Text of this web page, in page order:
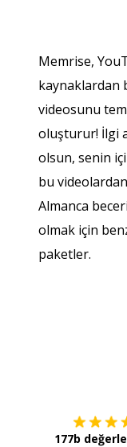
Memrise,
kaynaklardan
videosunu
oluşturur! İlgi
olsun, senin
bu
Almanca
olmak için
paketler.
177b